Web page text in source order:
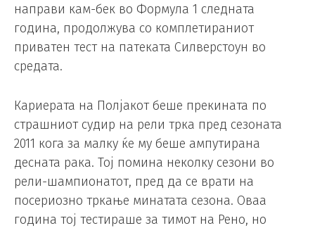
направи кам-бек во Формула 1 следната
година, продолжува со комплетираниот
приватен тест на патеката Силверстоун во
средата.
Кариерата на Полјакот беше прекината по
страшниот судир на рели трка пред сезоната
2011 кога за малку ќе му беше ампутирана
десната рака. Тој помина неколку сезони во
рели-шампионатот, пред да се врати на
посериозно тркање минатата сезона. Оваа
година тој тестираше за тимот на Рено, но